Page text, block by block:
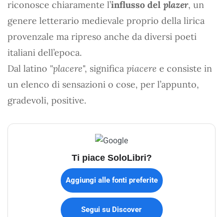
riconosce chiaramente l’influsso del plazer, un
genere letterario medievale proprio della lirica
provenzale ma ripreso anche da diversi poeti
italiani dell’epoca.
Dal latino "placere", significa piacere e consiste in
un elenco di sensazioni o cose, per l’appunto,
gradevoli, positive.
Ti piace SoloLibri?
Aggiungi alle fonti preferite
Segui su Discover